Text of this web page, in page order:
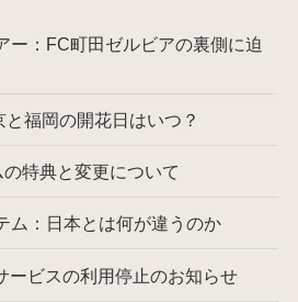
ー：FC町田ゼルビアの裏側に迫
福岡の開花日はいつ？
特典と変更について
ム：日本とは何が違うのか
ービスの利用停止のお知らせ